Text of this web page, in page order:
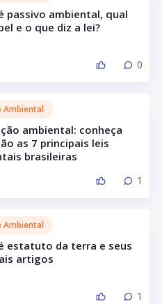
passivo ambiental, qual
e o que diz a lei?
0
Ambiental
ambiental: conheça
as 7 principais leis
brasileiras
1
Ambiental
estatuto da terra e seus
artigos
1